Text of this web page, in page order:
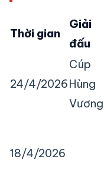
Thời gian
Giải
đấu
24/4/2026
Cúp
Hùng
Vương
18/4/2026